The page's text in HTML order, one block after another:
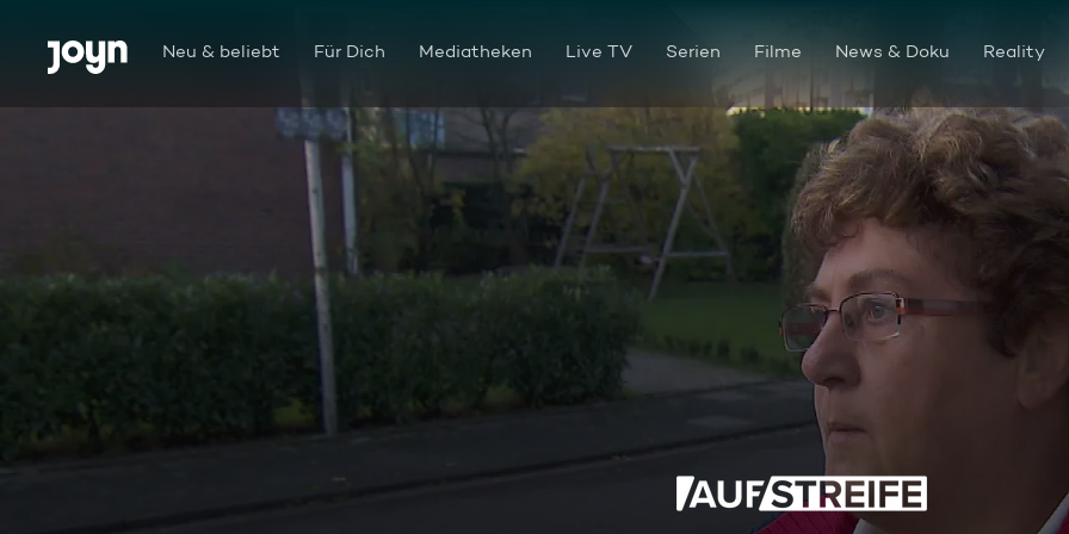
Zum Inhalt springen
Barrierefrei Neu & beliebt Für Dich Mediatheken Live TV Serien Filme News & Doku Reality
Tote Katze auf